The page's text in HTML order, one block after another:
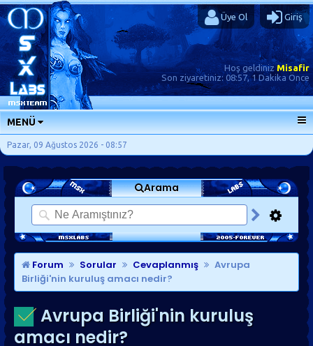
Üye Ol Giriş
Hoş geldinizMisafir
Son ziyaretiniz: 08:57, 1 Dakika Önce
MENÜ
ANA SAYFA
FORUMLAR
SORU-CEVAP
GÜNLÜKLER
SON MESAJLAR
KISAYOLLAR
Pazar, 09 Ağustos 2026 - 08:57
Arama
Forum Sorular Cevaplanmış
Avrupa
Birliği'nin kuruluş amacı nedir?
Avrupa Birliği'nin kuruluş
amacı nedir?